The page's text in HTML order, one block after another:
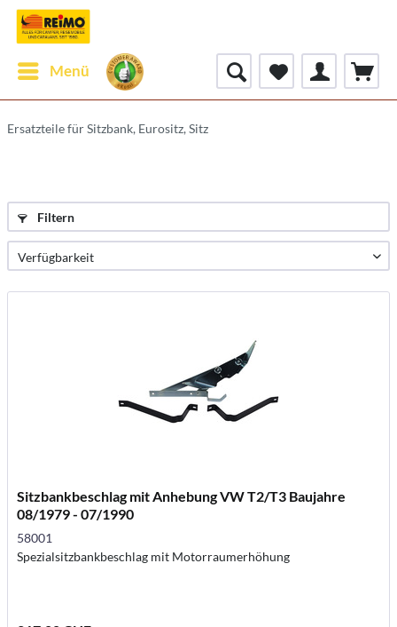
Menü
Ersatzteile für Sitzbank, Eurositz, Sitz
Filtern
Sitzbankbeschlag mit Anhebung VW T2/T3 Baujahre
08/1979 - 07/1990
58001
Spezialsitzbankbeschlag mit Motorraumerhöhung